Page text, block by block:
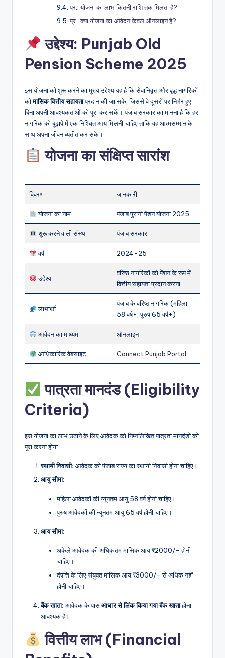
प्र.: योजना का लाभ कितनी राशि तक मिलता है?
प्र.: क्या योजना का आवेदन केवल ऑनलाइन है?
उद्देश्य: Punjab Old
Pension Scheme 2025
इस योजना को शुरू करने का मुख्य उद्देश्य यह है कि सेवानिवृत्त और वृद्ध नागरिकों
कोमासिक वित्तीय सहायताप्रदान की जा सके, जिससे वे दूसरों पर निर्भर हुए
बिना अपनी आवश्यकताओं को पूरा कर सकें। पंजाब सरकार का मानना है कि हर
नागरिक को बुढ़ापे में एक निश्चित आय मिलनी चाहिए ताकि वह आत्मसम्मान के
साथ अपना जीवन व्यतीत कर सके।
योजना का संक्षिप्त सारांश
विवरण जानकारी
योजना का नाम पंजाब पुरानी पेंशन योजना 2025
शुरू करने वाली संस्था पंजाब सरकार
वर्ष 2024-25
उद्देश्य
वरिष्ठ नागरिकों को पेंशन के रूप में
वित्तीय सहायता प्रदान करना
लाभार्थी
पंजाब के वरिष्ठ नागरिक (महिला
58 वर्ष+, पुरुष 65 वर्ष+)
आवेदन का माध्यम ऑनलाइन
आधिकारिक वेबसाइट Connect Punjab Portal
पात्रता मानदंड (Eligibility
Criteria)
इस योजना का लाभ उठाने के लिए आवेदक को निम्नलिखित पात्रता मानदंडों को
पूरा करना होगा:
स्थायी निवासी: आवेदक को पंजाब राज्य का स्थायी निवासी होना चाहिए।
आयु सीमा:
महिला आवेदकों की न्यूनतम आयु 58 वर्ष होनी चाहिए।
पुरुष आवेदकों की न्यूनतम आयु 65 वर्ष होनी चाहिए।
आय सीमा:
अकेले आवेदक की अधिकतम मासिक आय ₹2000/- होनी
चाहिए।
दंपत्ति के लिए संयुक्त मासिक आय ₹3000/- से अधिक नहीं
होनी चाहिए।
बैंक खाता: आवेदक के पासआधार से लिंक किया गया बैंक खाताहोना
आवश्यक है।
वित्तीय लाभ (Financial